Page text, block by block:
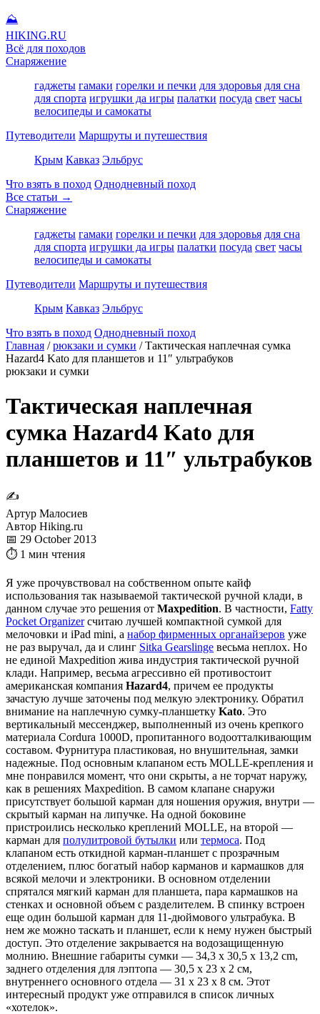
⛰
HIKING.RU
Всё для походов
Снаряжение
гаджеты гамаки горелки и печки для здоровья для сна
для спорта игрушки да игры палатки посуда свет часы
велосипеды и самокаты
Путеводители Маршруты и путешествия
Крым Кавказ Эльбрус
Что взять в поход Однодневный поход
Все статьи →
Снаряжение
гаджеты гамаки горелки и печки для здоровья для сна
для спорта игрушки да игры палатки посуда свет часы
велосипеды и самокаты
Путеводители Маршруты и путешествия
Крым Кавказ Эльбрус
Что взять в поход Однодневный поход
Главная / рюкзаки и сумки / Тактическая наплечная сумка
Hazard4 Kato для планшетов и 11″ ультрабуков
рюкзаки и сумки
Тактическая наплечная
сумка Hazard4 Kato для
планшетов и 11″ ультрабуков
✍
Артур Малосиев
Автор Hiking.ru
📅 29 October 2013
⏱ 1 мин чтения
Я уже прочувствовал на собственном опыте кайф
использования так называемой тактической ручной клади, в
данном случае это решения от Maxpedition. В частности, Fatty
Pocket Organizerсчитаю лучшей компактной сумкой для
мелочовки и iPad mini, а набор фирменных органайзеров уже
не раз выручал, да и слинг Sitka Gearslinge весьма неплох. Но
не единой Maxpedition жива индустрия тактической ручной
клади. Например, весьма агрессивно ей противостоит
американская компания Hazard4, причем ее продукты
зачастую лучше заточены под мелкую электронику. Обратил
внимание на наплечную сумку-планшетку Kato. Это
вертикальный мессенджер, выполненный из очень крепкого
материала Cordura 1000D, пропитанного водоотталкивающим
составом. Фурнитура пластиковая, но внушительная, замки
надежные. Под основным клапаном есть MOLLE-крепления и
мне понравился момент, что они скрыты, а не торчат наружу,
как в решениях Maxpedition. В самом клапане снаружи
присутствует большой карман для ношения оружия, внутри —
скрытый карман на липучке. На одной боковине
пристроились несколько креплений MOLLE, на второй —
карман для полулитровой бутылки или термоса. Под
клапаном есть откидной карман-планшет с прозрачным
отделением, плюс богатый набор карманов и кармашков для
всякой мелочи и электроники. В основном отделении
спрятался мягкий карман для планшета, пара кармашков на
стенках и основной объем с разделителем. В спинку встроен
еще один большой карман для 11-дюймового ультрабука. В
нем же можно таскать и планшет, если к нему нужен быстрый
доступ. Это отделение закрывается на водозащищенную
молнию. Внешние габариты сумки — 34,3 x 30,5 x 13,2 cm,
заднего отделения для лэптопа — 30,5 x 23 x 2 см,
внутреннего основного отдела — 31 x 23 x 8 см. Этот
интересный продукт уже отправился в список личных
«хотелок».